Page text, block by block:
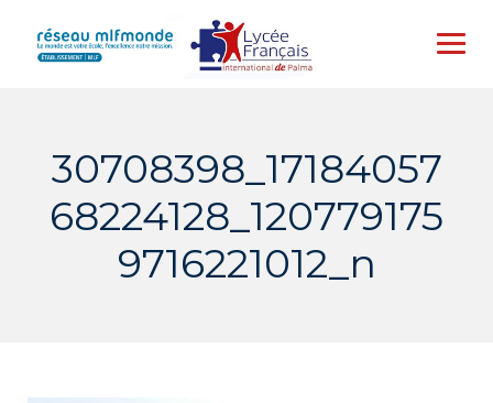
content
30708398_17184057
68224128_120779175
9716221012_n